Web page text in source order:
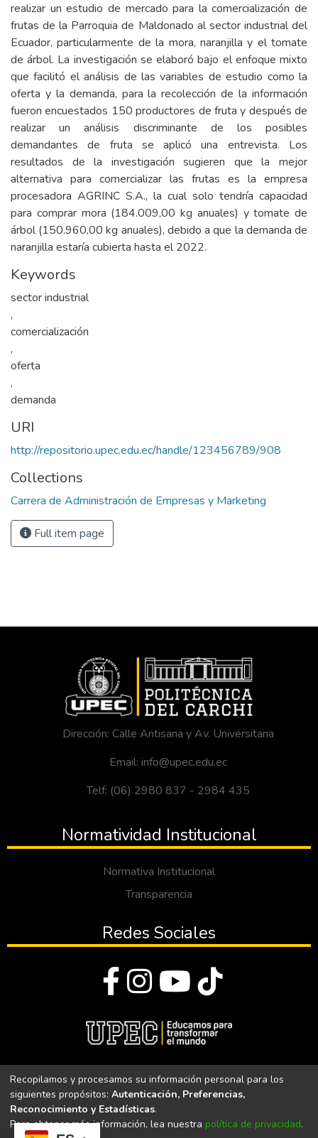
realizar un estudio de mercado para la comercialización de
frutas de la Parroquia de Maldonado al sector industrial del
Ecuador, particularmente de la mora, naranjilla y el tomate
de árbol. La investigación se elaboró bajo el enfoque mixto
que facilitó el análisis de las variables de estudio como la
oferta y la demanda, para la recolección de la información
fueron encuestados 150 productores de fruta y después de
realizar un análisis discriminante de los posibles
demandantes de fruta se aplicó una entrevista. Los
resultados de la investigación sugieren que la mejor
alternativa para comercializar las frutas es la empresa
procesadora AGRINC S.A., la cual solo tendría capacidad
para comprar mora (184.009,00 kg anuales) y tomate de
árbol (150.960,00 kg anuales), debido a que la demanda de
naranjilla estaría cubierta hasta el 2022.
Keywords
sector industrial
,
comercialización
,
oferta
,
demanda
URI
http://repositorio.upec.edu.ec/handle/123456789/908
Collections
Carrera de Administración de Empresas y Marketing
Full item page
Dirección: Calle Antisana y Av. Universitaria
Email: info@upec.edu.ec
Telf: (06) 2980 837 - 2984 435
Normatividad Institucional
Normativa Institucional
Transparencia
Redes Sociales
Universidad Politécnica Estatal del Carchi
Universidad Politécnica Estatal del Carchi | Acreditada por el
Recopilamos y procesamos su información personal para los
siguientes propósitos: Autenticación, Preferencias,
Reconocimiento y Estadísticas.
Para obtener más información, lea nuestra política de privacidad.